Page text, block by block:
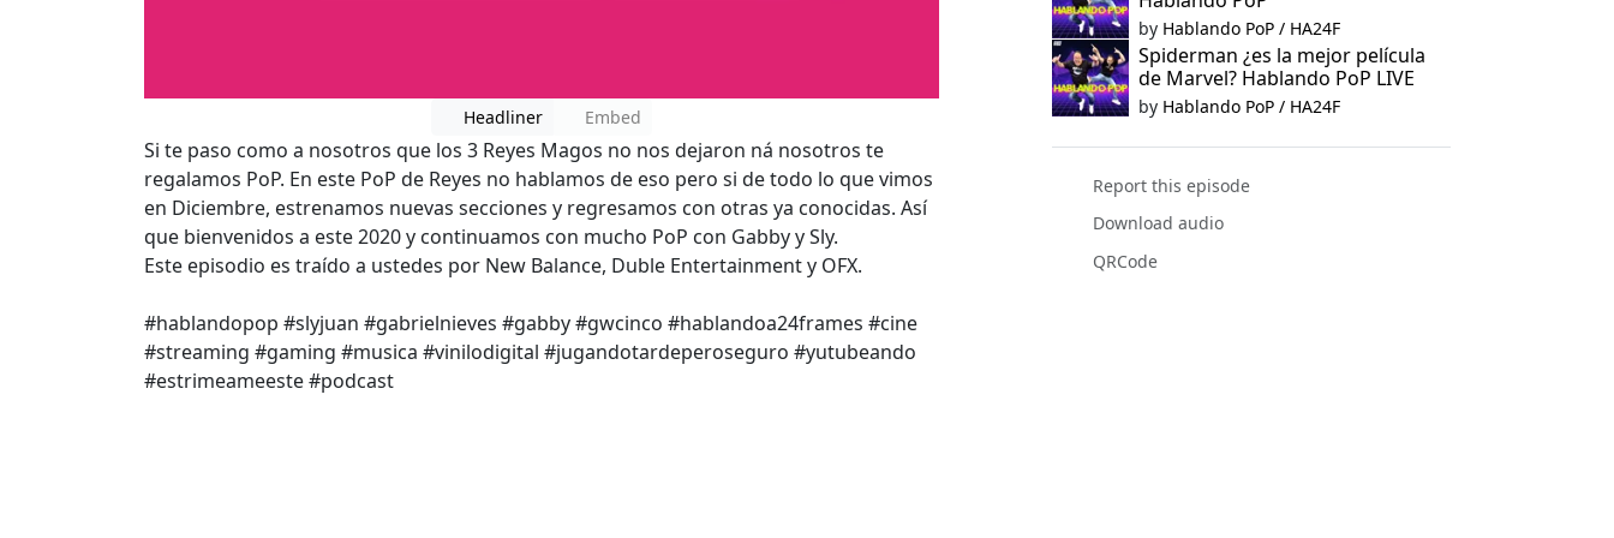
Headliner Embed
Si te paso como a nosotros que los 3 Reyes Magos no nos dejaron ná nosotros te
regalamos PoP. En este PoP de Reyes no hablamos de eso pero si de todo lo que vimos
en Diciembre, estrenamos nuevas secciones y regresamos con otras ya conocidas. Así
que bienvenidos a este 2020 y continuamos con mucho PoP con Gabby y Sly.
Este episodio es traído a ustedes por New Balance, Duble Entertainment y OFX.
#hablandopop #slyjuan #gabrielnieves #gabby #gwcinco #hablandoa24frames #cine
#streaming #gaming #musica #vinilodigital #jugandotardeperoseguro #yutubeando
#estrimeameeste #podcast
by Hablando PoP / HA24F
Spiderman ¿es la mejor película
de Marvel? Hablando PoP LIVE
by Hablando PoP / HA24F
Report this episode
Download audio
QRCode